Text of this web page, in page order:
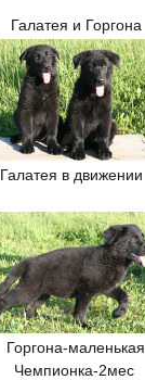
Галатея и Горгона
Галатея в движении
Горгона-маленькая
Чемпионка-2мес